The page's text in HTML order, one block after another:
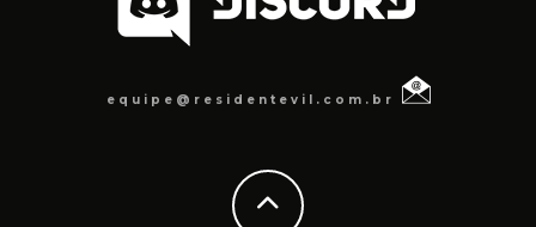
equipe@residentevil.com.br